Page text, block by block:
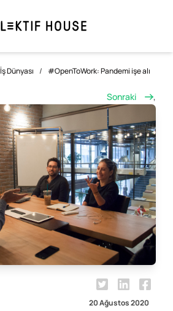
İş Dünyası / #OpenToWork: Pandemi işe alı
Sonraki ,
20 Ağustos 2020